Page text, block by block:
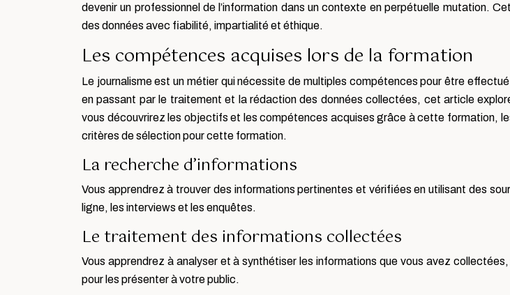
devenir un professionnel de l’information dans un contexte en perpétuelle mutation.
des données avec fiabilité, impartialité et éthique.
Les compétences acquises lors de la formation
Le journalisme est un métier qui nécessite de multiples compétences pour être
en passant par le traitement et la rédaction des données collectées, cet article
vous découvrirez les objectifs et les compétences acquises grâce à cette formation,
critères de sélection pour cette formation.
La recherche d’informations
Vous apprendrez à trouver des informations pertinentes et vérifiées en utilisant des
ligne, les interviews et les enquêtes.
Le traitement des informations collectées
Vous apprendrez à analyser et à synthétiser les informations que vous avez
pour les présenter à votre public.